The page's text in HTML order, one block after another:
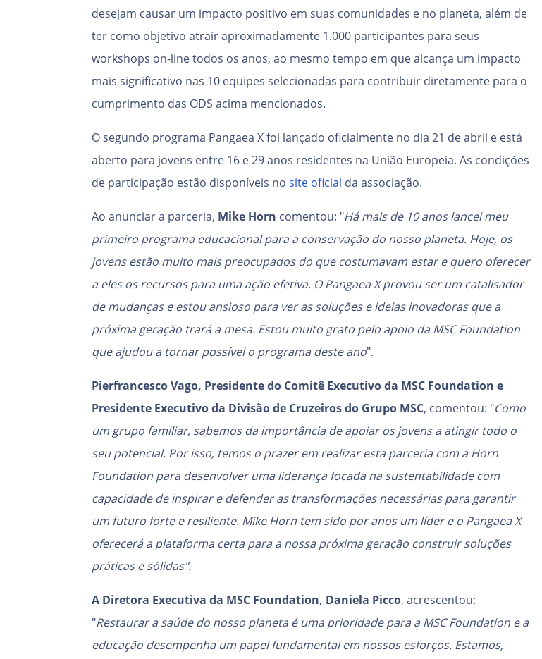
desejam causar um impacto positivo em suas comunidades e no planeta, além de
ter como objetivo atrair aproximadamente 1.000 participantes para seus
workshops on-line todos os anos, ao mesmo tempo em que alcança um impacto
mais significativo nas 10 equipes selecionadas para contribuir diretamente para o
cumprimento das ODS acima mencionados.
O segundo programa Pangaea X foi lançado oficialmente no dia 21 de abril e está
aberto para jovens entre 16 e 29 anos residentes na União Europeia. As condições
de participação estão disponíveis no site oficial da associação.
Ao anunciar a parceria, Mike Horn comentou: "Há mais de 10 anos lancei meu
primeiro programa educacional para a conservação do nosso planeta. Hoje, os
jovens estão muito mais preocupados do que costumavam estar e quero oferecer
a eles os recursos para uma ação efetiva. O Pangaea X provou ser um catalisador
de mudanças e estou ansioso para ver as soluções e ideias inovadoras que a
próxima geração trará a mesa. Estou muito grato pelo apoio da MSC Foundation
que ajudou a tornar possível o programa deste ano".
Pierfrancesco Vago, Presidente do Comitê Executivo da MSC Foundation e
Presidente Executivo da Divisão de Cruzeiros do Grupo MSC, comentou: "Como
um grupo familiar, sabemos da importância de apoiar os jovens a atingir todo o
seu potencial. Por isso, temos o prazer em realizar esta parceria com a Horn
Foundation para desenvolver uma liderança focada na sustentabilidade com
capacidade de inspirar e defender as transformações necessárias para garantir
um futuro forte e resiliente. Mike Horn tem sido por anos um líder e o Pangaea X
oferecerá a plataforma certa para a nossa próxima geração construir soluções
práticas e sólidas".
A Diretora Executiva da MSC Foundation, Daniela Picco, acrescentou:
"Restaurar a saúde do nosso planeta é uma prioridade para a MSC Foundation e a
educação desempenha um papel fundamental em nossos esforços. Estamos,